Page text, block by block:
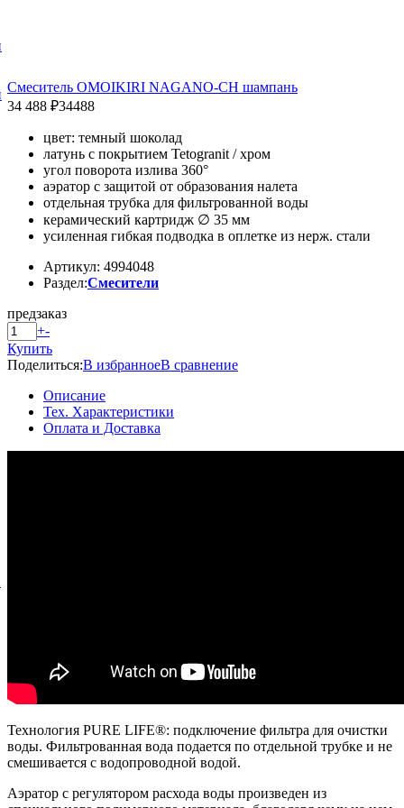
Смеситель OMOIKIRI NAGANO-CH шампань
34 488 ₽34488
цвет: темный шоколад
латунь с покрытием Tetogranit / хром
угол поворота излива 360°
аэратор с защитой от образования налета
отдельная трубка для фильтрованной воды
керамический картридж ∅ 35 мм
усиленная гибкая подводка в оплетке из нерж. стали
Артикул: 4994048
Раздел:Смесители
предзаказ
+-
Купить
Поделиться:В избранноеВ сравнение
Описание
Тех. Характеристики
Оплата и Доставка
Технология PURE LIFE®: подключение фильтра для очистки
воды. Фильтрованная вода подается по отдельной трубке и не
смешивается с водопроводной водой.
Аэратор с регулятором расхода воды произведен из